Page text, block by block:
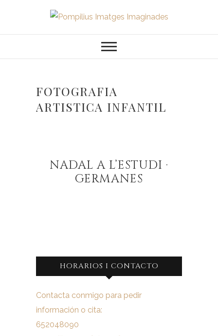
contenido
Pompilius
Imatges
Imaginades
FOTOGRAFIA
ARTISTICA INFANTIL
NADAL A L’ESTUDI ·
GERMANES
HORARIOS I CONTACTO
Contacta conmigo para pedir
información o cita:
652048090